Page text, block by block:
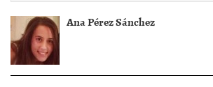
Ana Pérez Sánchez